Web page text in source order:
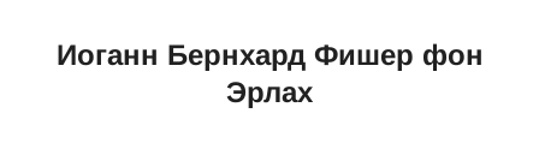
Иоганн Бернхард Фишер фон
Эрлах